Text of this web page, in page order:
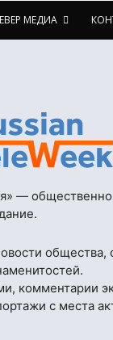
МЕДИА
—
общества,
комментарии
с места